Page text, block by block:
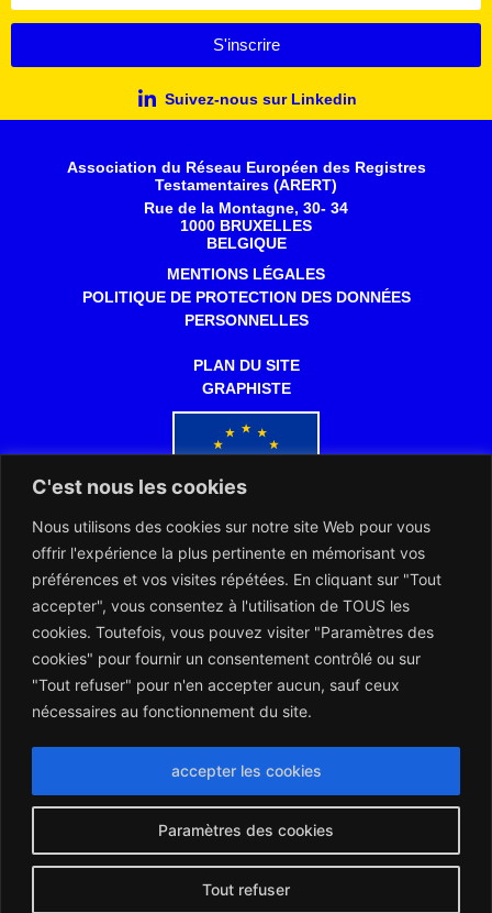
C'est nous les cookies
Nous utilisons des cookies sur notre site Web pour vous
offrir l'expérience la plus pertinente en mémorisant vos
préférences et vos visites répétées. En cliquant sur "Tout
accepter", vous consentez à l'utilisation de TOUS les
cookies. Toutefois, vous pouvez visiter "Paramètres des
cookies" pour fournir un consentement contrôlé ou sur
"Tout refuser" pour n'en accepter aucun, sauf ceux
nécessaires au fonctionnement du site.
Paramètres des cookies
Tout refuser
accepter les cookies
S'inscrire
Suivez-nous sur Linkedin
Association du Réseau Européen des Registres
Testamentaires (ARERT)
Rue de la Montagne, 30- 34
1000 BRUXELLES
BELGIQUE
MENTIONS LÉGALES
POLITIQUE DE PROTECTION DES DONNÉES
PERSONNELLES
PLAN DU SITE
GRAPHISTE
Co-financé par l'Union européenne
L’ARERT et les Notaires d’Europe collaborent dans l’intérêt des
citoyens européens
Montserrat_bold
ABCDEFGHIJKLMNOPQRSTUVWXYZ
abcdefghijklmnopqrstuvwxyz